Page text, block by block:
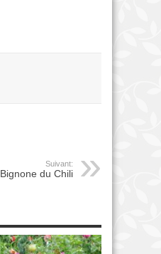
Suivant:
Bignone du Chili